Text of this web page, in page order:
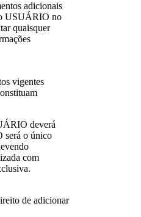
adicionais
USUÁRIO no
quaisquer
vigentes
deverá
será o único
com
de adicionar